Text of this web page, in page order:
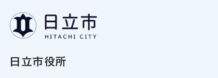
日立市役所